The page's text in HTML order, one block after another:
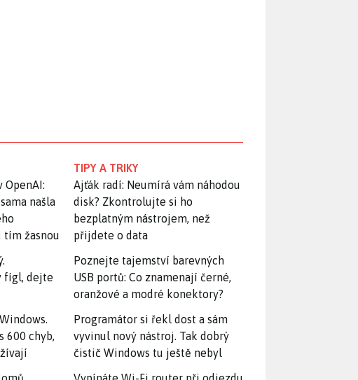
OpenAI:
našla
tím žasnou
fígl, dejte
600 chyb,
TIPY A TRIKY
Ajťák radí: Neumírá vám náhodou
disk? Zkontrolujte si ho
bezplatným nástrojem, než
přijdete o data
Poznejte tajemství barevných
USB portů: Co znamenají černé,
oranžové a modré konektory?
Programátor si řekl dost a sám
vyvinul nový nástroj. Tak dobrý
čistič Windows tu ještě nebyl